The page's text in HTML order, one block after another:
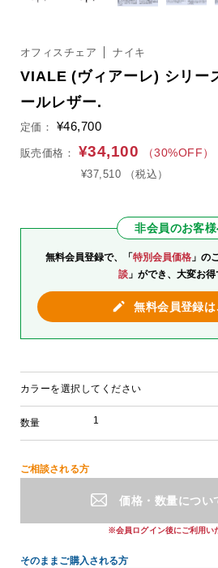
オフィスチェア ナイキ
VIALE (ヴィアーレ) シリ
ールレザー.
定価： ¥46,700
販売価格： ¥34,100 （30%OFF）
¥37,510
（税込）
非会員のお客
無料会員登録で、「 特別会員価格 」の
談 」ができ、大変お得
無料会員登録は
カラーを選択してください
数量
ご相談される方
価格・数量につい
※会員ログイン後にご利用い
そのままご購入される方